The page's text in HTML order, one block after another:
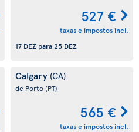
527 €
taxas e impostos incl.
17 DEZ para25 DEZ
Calgary (CA)
de Porto(PT)
565 €
taxas e impostos incl.